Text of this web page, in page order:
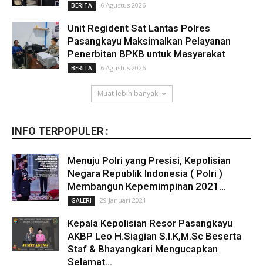
BERITA 6 Agustus 2026
Unit Regident Sat Lantas Polres
Pasangkayu Maksimalkan Pelayanan
Penerbitan BPKB untuk Masyarakat
BERITA 6 Agustus 2026
Muat lebih banyak
INFO TERPOPULER :
Menuju Polri yang Presisi, Kepolisian
Negara Republik Indonesia ( Polri )
Membangun Kepemimpinan 2021...
GALERI 29 Januari 2021
Kepala Kepolisian Resor Pasangkayu
AKBP Leo H.Siagian S.I.K,M.Sc Beserta
Staf & Bhayangkari Mengucapkan
Selamat...